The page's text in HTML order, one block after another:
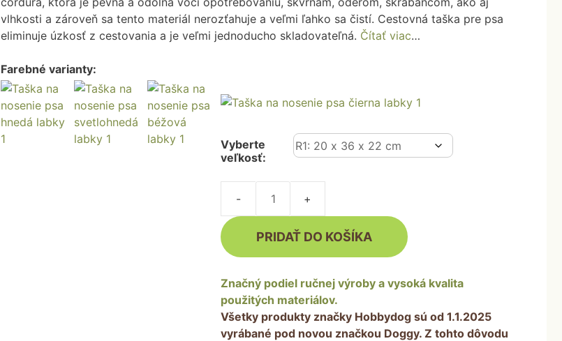
Stojanové misky
Cestovné misky
Dvojmisky
Pískacie hračky
Plyšové hračky
Lanové hračky
Hračky pre šteniatka
vlhkosti a zároveň sa tento materiál nerozťahuje a veľmi ľahko sa čistí. Cestovná taška pre psa
eliminuje úzkosť z cestovania a je veľmi jednoducho skladovateľná. Čítať viac…
Farebné varianty:
Vyberte
veľkosť:
Cestovná
taška
pre
-
sivá
(labky)
PRIDAŤ DO KOŠÍKA
Značný podiel ručnej výroby a vysoká kvalita
použitých materiálov.
Všetky produkty značky Hobbydog sú od 1.1.2025
vyrábané pod novou značkou Doggy. Z tohto dôvodu